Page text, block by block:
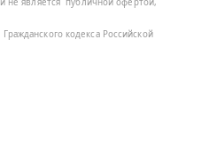
и не является публичной офертой,
Гражданского кодекса Российской